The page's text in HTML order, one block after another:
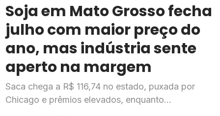
Soja em Mato Grosso fecha
julho com maior preço do
ano, mas indústria sente
aperto na margem
Saca chega a R$ 116,74 no estado, puxada por
Chicago e prêmios elevados, enquanto